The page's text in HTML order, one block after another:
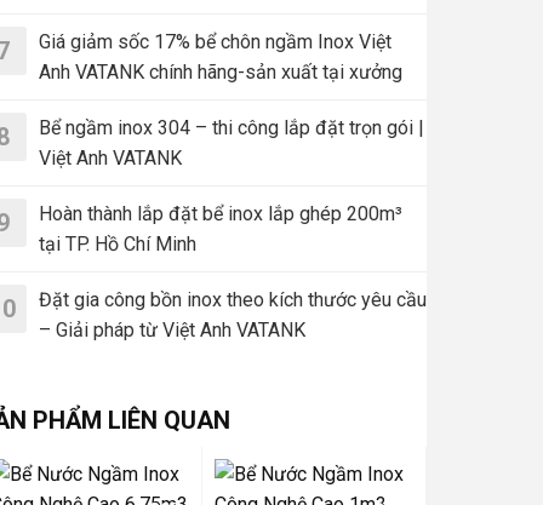
Giá giảm sốc 17% bể chôn ngầm Inox Việt
Anh VATANK chính hãng-sản xuất tại xưởng
Bể ngầm inox 304 – thi công lắp đặt trọn gói |
Việt Anh VATANK
Hoàn thành lắp đặt bể inox lắp ghép 200m³
tại TP. Hồ Chí Minh
Đặt gia công bồn inox theo kích thước yêu cầu
– Giải pháp từ Việt Anh VATANK
PHẨM LIÊN QUAN